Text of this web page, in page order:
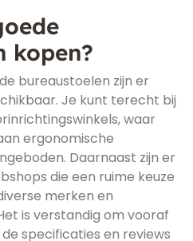
kopen?
bureaustoelen zijn er
Je kunt terecht bij
waar
ergonomische
Daarnaast zijn er
die een ruime keuze
merken en
is verstandig om vooraf
specificaties en reviews